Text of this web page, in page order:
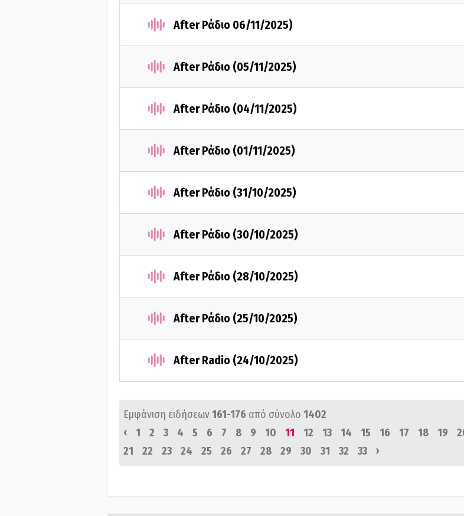
After Ράδιο 06/11/2025)
After Ράδιο (05/11/2025)
After Ράδιο (04/11/2025)
After Ράδιο (01/11/2025)
After Ράδιο (31/10/2025)
After Ράδιο (30/10/2025)
After Ράδιο (28/10/2025)
After Ράδιο (25/10/2025)
After Radio (24/10/2025)
Εμφάνιση ειδήσεων161-176 από σύνολο 1402
‹
1 2 3 4 5 6 7 8 9 10 11 12 13 14 15 16 17 18 19
21
22 23 24 25 26 27 28 29 30 31 32 33 ›